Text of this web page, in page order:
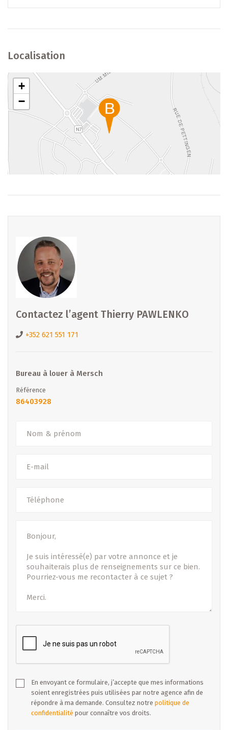
mobilité réduite
--> Atouts
- Emplacement privilégié à Mersch, au cœur du
Luxembourg
- Environnement professionnel attractif dans un immeuble
de standing
- Espaces lumineux et flexibles, idéaux pour bureaux ou
professions libérales
- Accès rapide aux axes routiers principaux (A7, N7)
B IMMOBILIER – Agence de Diekirch
35, Grand-rue
L-9240 Diekirch
www.b-immobilier.lu
diekirch@b-immobilier.lu
Tél : (+352) 26 81 13 99
Localisation
+
−
Contactez l’agent Thierry PAWLENKO
+352 621 551 171
Bureau à louer à Mersch
Référence
86403928
En envoyant ce formulaire, j’accepte que mes informations
soient enregistrées puis utilisées par notre agence afin de
répondre à ma demande. Consultez notre politique de
confidentialité pour connaître vos droits.